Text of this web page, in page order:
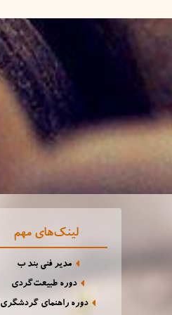
لینک‌های مهم
مدیر فنی بند ب
دوره طبیعت‌گردی
دوره راهنمای گردشگری